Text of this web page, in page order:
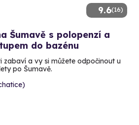
9.6(16)
Šumavě s polopenzí a
do bazénu
zabaví a vy si můžete odpočinout u
po Šumavě.